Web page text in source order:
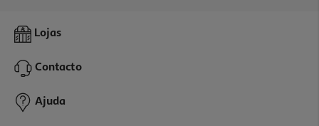
Bebida Soja Uht Auchan Sem Glúten E Sem Açúcares 6x1l
4,74 €
Lojas
Contacto
Ajuda